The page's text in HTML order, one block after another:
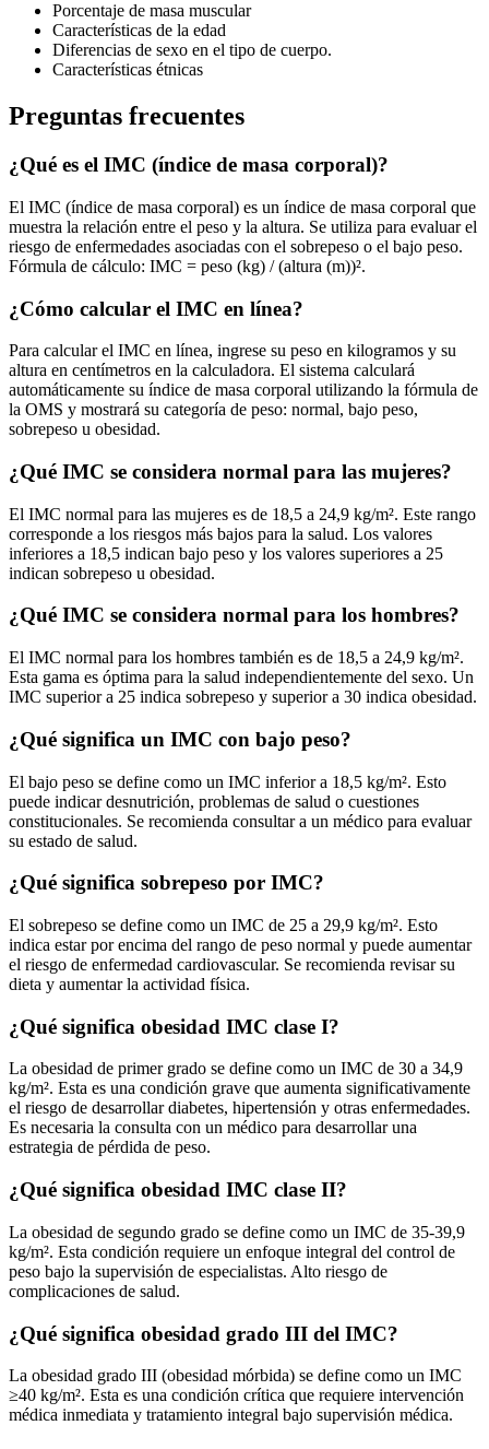
Porcentaje de masa muscular
Características de la edad
Diferencias de sexo en el tipo de cuerpo.
Características étnicas
Preguntas frecuentes
¿Qué es el IMC (índice de masa corporal)?
El IMC (índice de masa corporal) es un índice de masa corporal que
muestra la relación entre el peso y la altura. Se utiliza para evaluar el
riesgo de enfermedades asociadas con el sobrepeso o el bajo peso.
Fórmula de cálculo: IMC = peso (kg) / (altura (m))².
¿Cómo calcular el IMC en línea?
Para calcular el IMC en línea, ingrese su peso en kilogramos y su
altura en centímetros en la calculadora. El sistema calculará
automáticamente su índice de masa corporal utilizando la fórmula de
la OMS y mostrará su categoría de peso: normal, bajo peso,
sobrepeso u obesidad.
¿Qué IMC se considera normal para las mujeres?
El IMC normal para las mujeres es de 18,5 a 24,9 kg/m². Este rango
corresponde a los riesgos más bajos para la salud. Los valores
inferiores a 18,5 indican bajo peso y los valores superiores a 25
indican sobrepeso u obesidad.
¿Qué IMC se considera normal para los hombres?
El IMC normal para los hombres también es de 18,5 a 24,9 kg/m².
Esta gama es óptima para la salud independientemente del sexo. Un
IMC superior a 25 indica sobrepeso y superior a 30 indica obesidad.
¿Qué significa un IMC con bajo peso?
El bajo peso se define como un IMC inferior a 18,5 kg/m². Esto
puede indicar desnutrición, problemas de salud o cuestiones
constitucionales. Se recomienda consultar a un médico para evaluar
su estado de salud.
¿Qué significa sobrepeso por IMC?
El sobrepeso se define como un IMC de 25 a 29,9 kg/m². Esto
indica estar por encima del rango de peso normal y puede aumentar
el riesgo de enfermedad cardiovascular. Se recomienda revisar su
dieta y aumentar la actividad física.
¿Qué significa obesidad IMC clase I?
La obesidad de primer grado se define como un IMC de 30 a 34,9
kg/m². Esta es una condición grave que aumenta significativamente
el riesgo de desarrollar diabetes, hipertensión y otras enfermedades.
Es necesaria la consulta con un médico para desarrollar una
estrategia de pérdida de peso.
¿Qué significa obesidad IMC clase II?
La obesidad de segundo grado se define como un IMC de 35-39,9
kg/m². Esta condición requiere un enfoque integral del control de
peso bajo la supervisión de especialistas. Alto riesgo de
complicaciones de salud.
¿Qué significa obesidad grado III del IMC?
La obesidad grado III (obesidad mórbida) se define como un IMC
≥40 kg/m². Esta es una condición crítica que requiere intervención
médica inmediata y tratamiento integral bajo supervisión médica.